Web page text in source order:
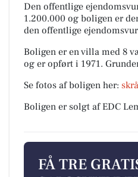
Den offentlige
1.200.000 og boligen er
den offentlige
Boligen er en villa med 8
og er opført i 1971.
Se fotos af boligen her:
Boligen er solgt af EDC
FÅ TRE